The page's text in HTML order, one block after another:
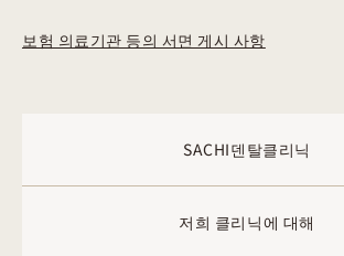
보험 의료기관 등의 서면 게시 사항
SACHI덴탈클리닉
저희 클리닉에 대해